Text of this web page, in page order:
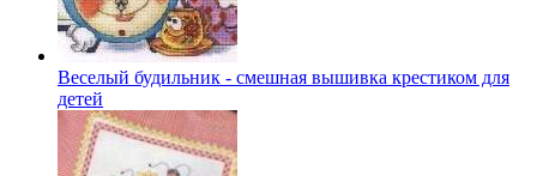
Веселый будильник - смешная вышивка крестиком для
детей